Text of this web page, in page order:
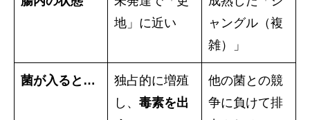
地」に近い
ャングル（複
雑）」
菌が入ると…
独占的に増殖
し、 毒素を出
他の菌との競
争に負けて排